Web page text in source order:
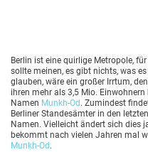
Berlin ist eine quirlige Metropole,
sollte meinen, es gibt nichts, was
glauben, wäre ein großer Irrtum,
ihren mehr als 3,5 Mio.
Namen Munkh-Od . Zumindest
Berliner Standesämter in den
Namen. Vielleicht ändert sich dies
bekommt nach vielen Jahren mal
Munkh-Od .